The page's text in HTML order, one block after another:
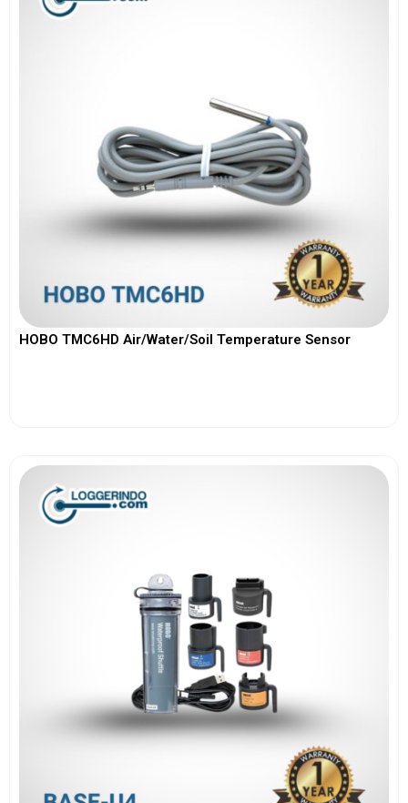
HOBO TMC6HD Air/Water/Soil Temperature Sensor